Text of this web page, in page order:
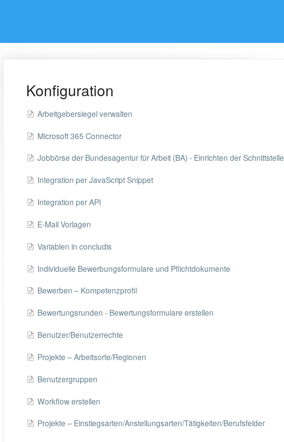
Konfiguration
Arbeitgebersiegel verwalten
Microsoft 365 Connector
Jobbörse der Bundesagentur für Arbeit (BA) - Einrichten der Schnittstelle
Integration per JavaScript Snippet
Integration per API
E-Mail Vorlagen
Variablen in concludis
Individuelle Bewerbungsformulare und Pflichtdokumente
Bewerben – Kompetenzprofil
Bewertungsrunden - Bewertungsformulare erstellen
Benutzer/Benutzerrechte
Projekte – Arbeitsorte/Regionen
Benutzergruppen
Workflow erstellen
Projekte – Einstiegsarten/Anstellungsarten/Tätigkeiten/Berufsfelder